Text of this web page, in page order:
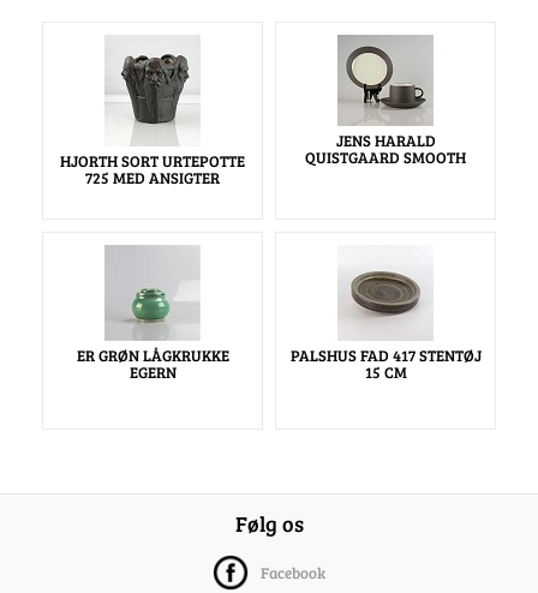
HJORTH SORT URTEPOTTE
725 MED ANSIGTER
JENS HARALD
QUISTGAARD SMOOTH
ER GRØN LÅGKRUKKE
EGERN
PALSHUS FAD 417 STENTØJ
15 CM
Følg os
Facebook